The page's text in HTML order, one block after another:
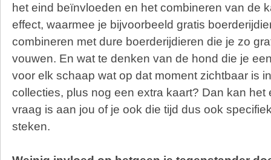
het eind beïnvloeden en het combineren van de
effect, waarmee je bijvoorbeeld gratis
combineren met dure boerderijdieren die je zo
vouwen. En wat te denken van de hond die je
voor elk schaap wat op dat moment zichtbaar is
collecties, plus nog een extra kaart? Dan kan het
vraag is aan jou of je ook die tijd dus ook
steken.